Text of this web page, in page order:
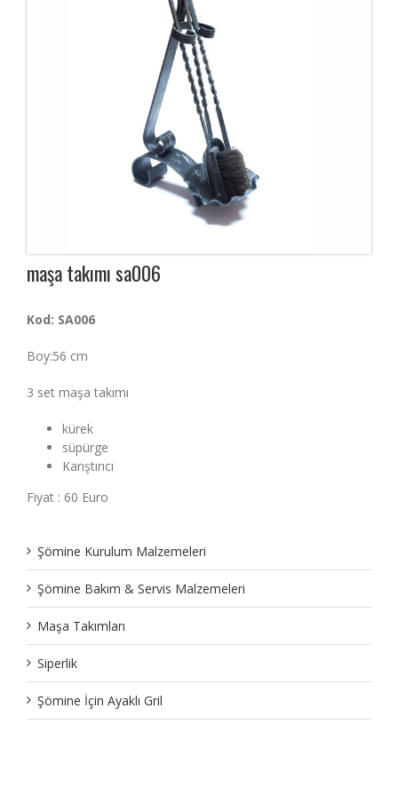
maşa takımı sa006
Kod: SA006
Boy:56 cm
3 set maşa takımı
kürek
süpürge
Karıştırıcı
Fiyat : 60 Euro
Şömine Kurulum Malzemeleri
Şömine Bakım & Servis Malzemeleri
Maşa Takımları
Siperlik
Şömine İçin Ayaklı Gril